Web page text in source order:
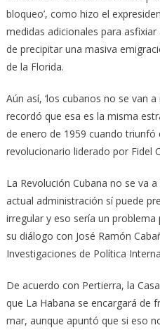
bloqueo’, como hizo el
medidas adicionales para
de precipitar una masiva
de la Florida.
Aún así, ‘los cubanos no se van
recordó que esa es la misma
de enero de 1959 cuando
revolucionario liderado por Fidel
La Revolución Cubana no se va
actual administración sí puede
irregular y eso sería un
su diálogo con José Ramón
Investigaciones de Política
De acuerdo con Pertierra, la
que La Habana se encargará de
mar, aunque apuntó que si eso